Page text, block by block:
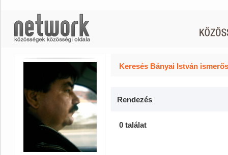
Keresés Bányai István
Rendezés
0 találat